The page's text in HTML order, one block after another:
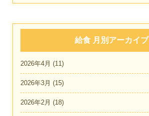
給食 月別アーカイブ
2026年4月 (11)
2026年3月 (15)
2026年2月 (18)